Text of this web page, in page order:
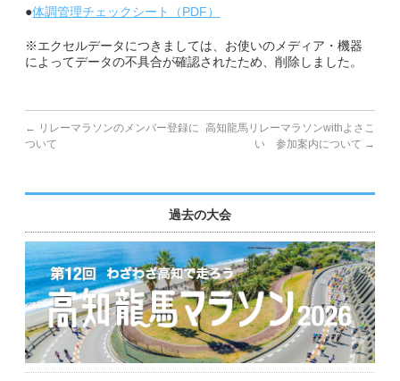
Q&A | お問い合わせ
Q&A
お問い合わせ
English
●体調管理チェックシート（PDF）
※エクセルデータにつきましては、お使いのメディア・機器
によってデータの不具合が確認されたため、削除しました。
← リレーマラソンのメンバー登録に
ついて
高知龍馬リレーマラソンwithよさこ
い 参加案内について →
過去の大会